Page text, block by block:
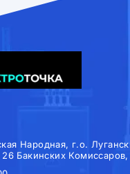
Народная, г.о.
Бакинских Комиссаров,